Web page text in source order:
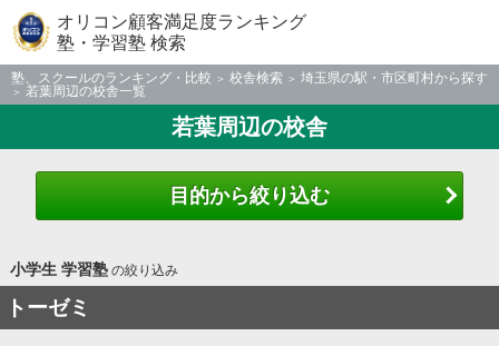
オリコン顧客満足度ランキング
塾・学習塾 検索
塾、スクールのランキング・比較 校舎検索
埼玉県の駅・市区町村から探す
若葉周辺の校舎一覧
若葉周辺の校舎
目的から絞り込む
小学生 学習塾の絞り込み
トーゼミ